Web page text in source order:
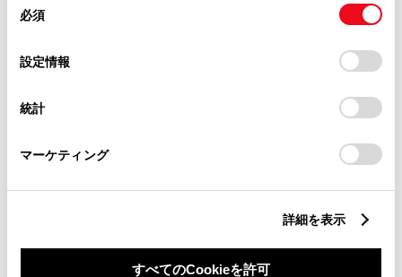
のサービスを使用したときに収集した他の情報を組み合わせ
るとCookie(クッキー)に同意したこととなります。
「すべてのCookieを許可」をクリックすることで、お客様の
デバイスにすべてのCookie(クッキー)が保存されることに同
設定の変更、同意を撤回したりするにあたっては、当社の「
」をご覧ください。
必須
設定情報
統計
マーケティング
詳細を表示
すべてのCookieを許可
「夢のクルマなんですよね、イノベーティブで。しかも
ジネスに挑戦する人たちって、みんなイノベーションに
20％削減、みたいな話はよく聞くんですが、それってあ
ロ”という言葉は強い。ゼロにした、という劇的な変化は
イノベーションそのものに乗っている感覚。クラウンに
たイメージを持たれるクラウンが、再先端の技術を搭載